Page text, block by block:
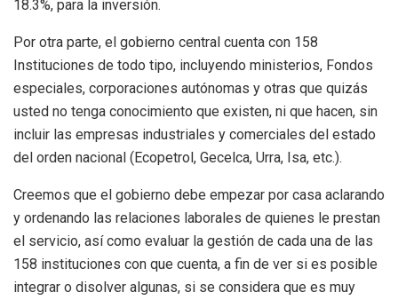
18.3%, para la inversión.
Por otra parte, el gobierno central cuenta con 158
Instituciones de todo tipo, incluyendo ministerios, Fondos
especiales, corporaciones autónomas y otras que quizás
usted no tenga conocimiento que existen, ni que hacen, sin
incluir las empresas industriales y comerciales del estado
del orden nacional (Ecopetrol, Gecelca, Urra, Isa, etc.).
Creemos que el gobierno debe empezar por casa aclarando
y ordenando las relaciones laborales de quienes le prestan
el servicio, así como evaluar la gestión de cada una de las
158 instituciones con que cuenta, a fin de ver si es posible
integrar o disolver algunas, si se considera que es muy